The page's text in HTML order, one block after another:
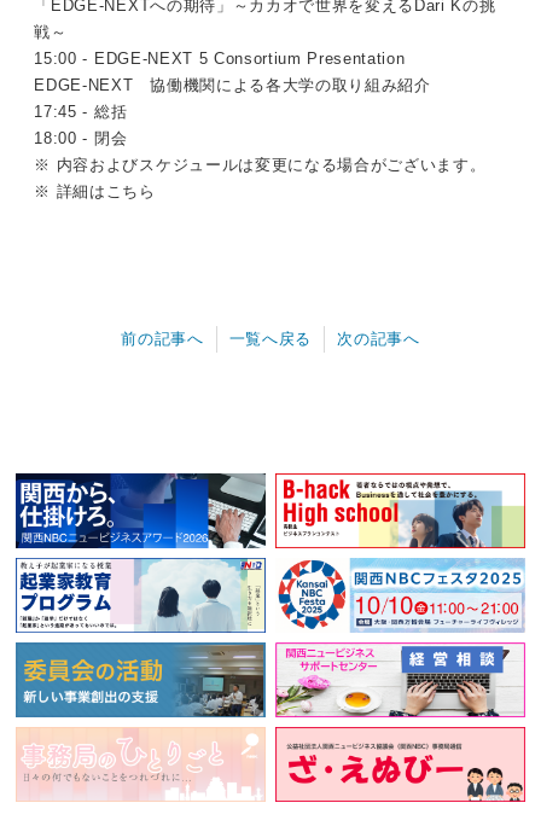
「EDGE-NEXTへの期待」～カカオで世界を変えるDari Kの挑
戦～
15:00 - EDGE-NEXT 5 Consortium Presentation
EDGE-NEXT 協働機関による各大学の取り組み紹介
17:45 - 総括
18:00 - 閉会
※ 内容およびスケジュールは変更になる場合がございます。
※ 詳細は こちら
前の記事へ 一覧へ戻る 次の記事へ